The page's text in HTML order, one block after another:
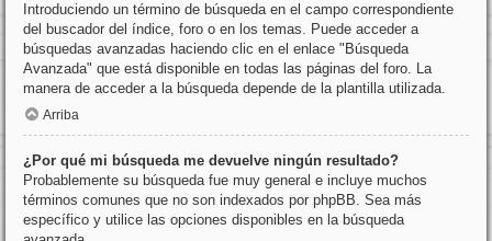
Introduciendo un término de búsqueda en el campo correspondiente
del buscador del índice, foro o en los temas. Puede acceder a
búsquedas avanzadas haciendo clic en el enlace "Búsqueda
Avanzada" que está disponible en todas las páginas del foro. La
manera de acceder a la búsqueda depende de la plantilla utilizada.
Arriba
¿Por qué mi búsqueda me devuelve ningún resultado?
Probablemente su búsqueda fue muy general e incluye muchos
términos comunes que no son indexados por phpBB. Sea más
específico y utilice las opciones disponibles en la búsqueda